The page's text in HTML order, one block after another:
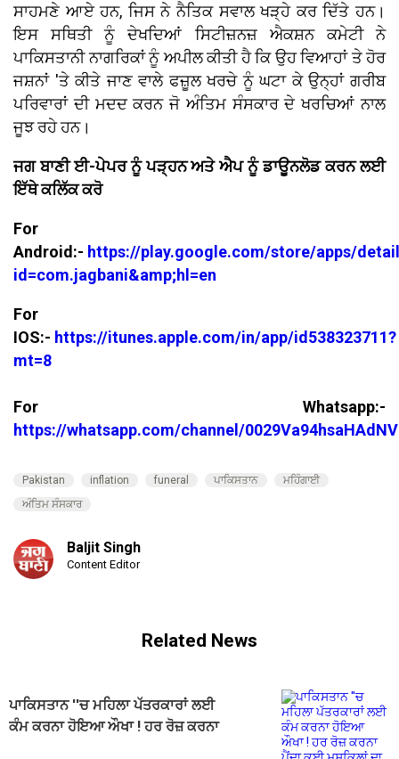
ਸਾਹਮਣੇ ਆਏ ਹਨ, ਜਿਸ ਨੇ ਨੈਤਿਕ ਸਵਾਲ ਖੜ੍ਹੇ ਕਰ ਦਿੱਤੇ ਹਨ।
ਇਸ ਸਥਿਤੀ ਨੂੰ ਦੇਖਦਿਆਂ ਸਿਟੀਜ਼ਨਜ਼ ਐਕਸ਼ਨ ਕਮੇਟੀ ਨੇ
ਪਾਕਿਸਤਾਨੀ ਨਾਗਰਿਕਾਂ ਨੂੰ ਅਪੀਲ ਕੀਤੀ ਹੈ ਕਿ ਉਹ ਵਿਆਹਾਂ ਤੇ ਹੋਰ
ਜਸ਼ਨਾਂ 'ਤੇ ਕੀਤੇ ਜਾਣ ਵਾਲੇ ਫਜ਼ੂਲ ਖਰਚੇ ਨੂੰ ਘਟਾ ਕੇ ਉਨ੍ਹਾਂ ਗਰੀਬ
ਪਰਿਵਾਰਾਂ ਦੀ ਮਦਦ ਕਰਨ ਜੋ ਅੰਤਿਮ ਸੰਸਕਾਰ ਦੇ ਖਰਚਿਆਂ ਨਾਲ
ਜੂਝ ਰਹੇ ਹਨ।
ਜਗ ਬਾਣੀ ਈ-ਪੇਪਰ ਨੂੰ ਪੜ੍ਹਨ ਅਤੇ ਐਪ ਨੂੰ ਡਾਊਨਲੋਡ ਕਰਨ ਲਈ
ਇੱਥੇ ਕਲਿੱਕ ਕਰੋ
For
Android:- https://play.google.com/store/apps/
id=com.jagbani&amp;hl=en
For
IOS:- https://itunes.apple.com/in/app/id538323711?
mt=8
For Whatsapp:-
https://whatsapp.com/channel/
Pakistan inflation funeral ਪਾਕਿਸਤਾਨ
ਮਹਿੰਗਾਈ
ਅੰਤਿਮ ਸੰਸਕਾਰ
Baljit Singh
Content Editor
Related News
ਪਾਕਿਸਤਾਨ ''ਚ ਮਹਿਲਾ ਪੱਤਰਕਾਰਾਂ ਲਈ
ਕੰਮ ਕਰਨਾ ਹੋਇਆ ਔਖਾ ! ਹਰ ਰੋਜ਼ ਕਰਨਾ